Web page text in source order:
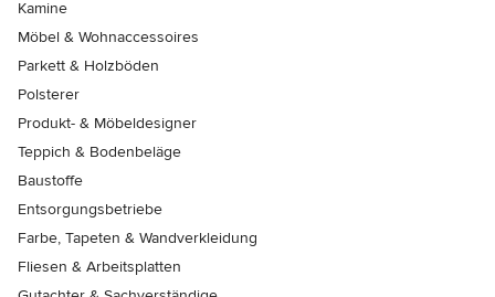
Kamine
Möbel & Wohnaccessoires
Parkett & Holzböden
Polsterer
Produkt- & Möbeldesigner
Teppich & Bodenbeläge
Baustoffe
Entsorgungsbetriebe
Farbe, Tapeten & Wandverkleidung
Fliesen & Arbeitsplatten